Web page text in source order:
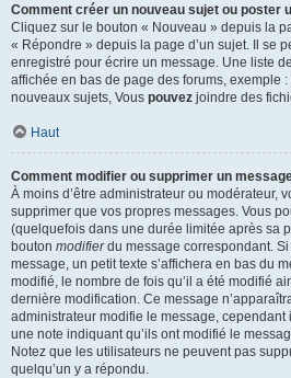
Comment créer un nouveau sujet ou poster
Cliquez sur le bouton « Nouveau » depuis la
« Répondre » depuis la page d’un sujet. Il se
enregistré pour écrire un message. Une liste
affichée en bas de page des forums, exemple :
nouveaux sujets, Vous pouvez joindre des
Haut
Comment modifier ou supprimer un
À moins d’être administrateur ou modérateur,
supprimer que vos propres messages. Vous
(quelquefois dans une durée limitée après sa
bouton modifierdu message correspondant.
message, un petit texte s’affichera en bas du
modifié, le nombre de fois qu’il a été modifié
dernière modification. Ce message
administrateur modifie le message,
une note indiquant qu’ils ont modifié le
Notez que les utilisateurs ne peuvent pas
quelqu’un y a répondu.